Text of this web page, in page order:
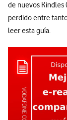
de nuevos Kindles
perdido entre
leer esta guía.